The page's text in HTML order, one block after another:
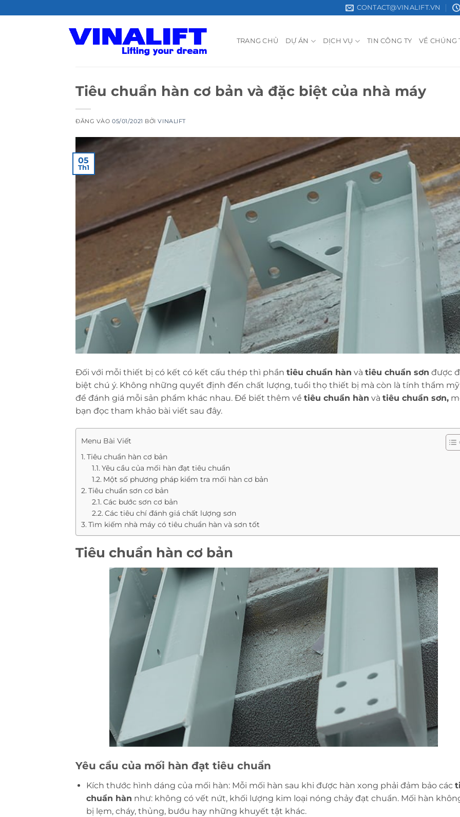
qua
CONTACT@VINALIFT.VN
TRANG CHỦ DỰ ÁN DỊCH VỤ TIN CÔNG TY VỀ CHÚNG
Tiêu chuẩn hàn cơ bản và đặc biệt của nhà máy
ĐĂNG VÀO05/01/2021 BỞIVINALIFT
05
Th1
Đối với mỗi thiết bị có kết có kết cấu thép thì phần tiêu chuẩn hàn và tiêu chuẩn sơn được
biệt chú ý. Không những quyết định đến chất lượng, tuổi thọ thiết bị mà còn là tính thẩm mỹ
để đánh giá mỗi sản phẩm khác nhau. Để biết thêm về tiêu chuẩn hàn và tiêu chuẩn sơn,
bạn đọc tham khảo bài viết sau đây.
Menu Bài Viết
Tiêu chuẩn hàn cơ bản
Yêu cầu của mối hàn đạt tiêu chuẩn
Một số phương pháp kiểm tra mối hàn cơ bản
Tiêu chuẩn sơn cơ bản
Các bước sơn cơ bản
Các tiêu chí đánh giá chất lượng sơn
Tìm kiếm nhà máy có tiêu chuẩn hàn và sơn tốt
Tiêu chuẩn hàn cơ bản
Yêu cầu của mối hàn đạt tiêu chuẩn
Kích thước hình dáng của mối hàn: Mỗi mối hàn sau khi được hàn xong phải đảm bảo các
chuẩn hàn như: không có vết nứt, khối lượng kim loại nóng chảy đạt chuẩn. Mối hàn
bị lẹm, cháy, thủng, bướu hay những khuyết tật khác.